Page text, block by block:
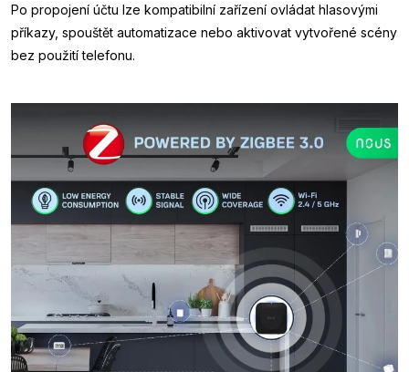
Po propojení účtu lze kompatibilní zařízení ovládat hlasovými
příkazy, spouštět automatizace nebo aktivovat vytvořené scény
bez použití telefonu.